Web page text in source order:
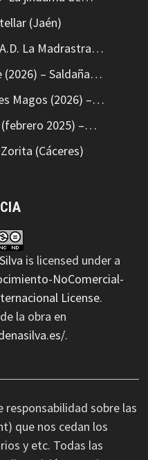
(Jaén)
La Madrastra…
(2026) – Saldaña…
Magos (2026) –…
(febrero 2025) –…
(Cáceres)
is licensed under a
NoComercial-
License.
la obra en
.
responsabilidad sobre las
que nos cedan los
y etc. Todas las